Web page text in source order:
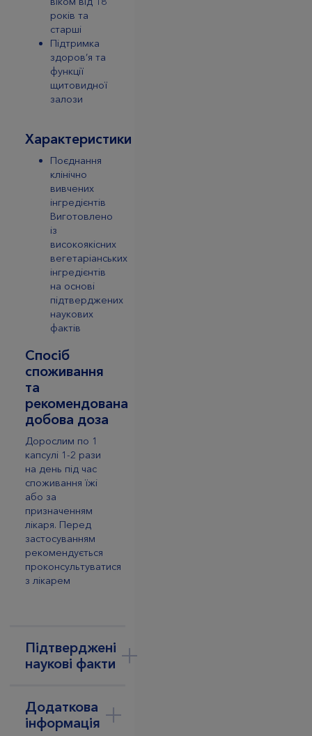
років та
старші
Підтримка
здоров’я та
функції
щитовидної
залози
Характеристики
Поєднання
клінічно
вивчених
інгредієнтів
Виготовлено
із
високоякісних
вегетаріанських
інгредієнтів
на основі
підтверджених
наукових
фактів
Спосіб
споживання
та
рекомендована
добова доза
Дорослим по 1
капсулі 1-2 рази
на день під час
споживання їжі
або за
призначенням
лікаря. Перед
застосуванням
рекомендується
проконсультуватися
з лікарем
Підтверджені
наукові факти
Додаткова
інформація